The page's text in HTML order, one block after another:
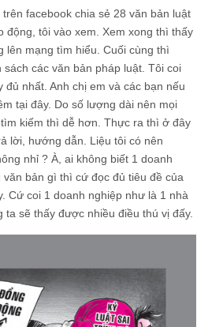
facebook chia sẻ 28 văn bản luật
động, tôi vào xem. Xem xong thì thấy
lên mạng tìm hiểu. Cuối cùng thì
các văn bản pháp luật. Tôi coi
đủ nhất. Anh chị em và các bạn nếu
tại đây. Do số lượng dài nên mọi
kiếm thì dễ hơn. Thực ra thì ở đây
lời, hướng dẫn. Liệu tôi có nên
nhỉ ? À, ai không biết 1 doanh
bản gì thì cứ đọc đủ tiêu đề của
Cứ coi 1 doanh nghiệp như là 1 nhà
ta sẽ thấy được nhiều điều thú vị đấy.